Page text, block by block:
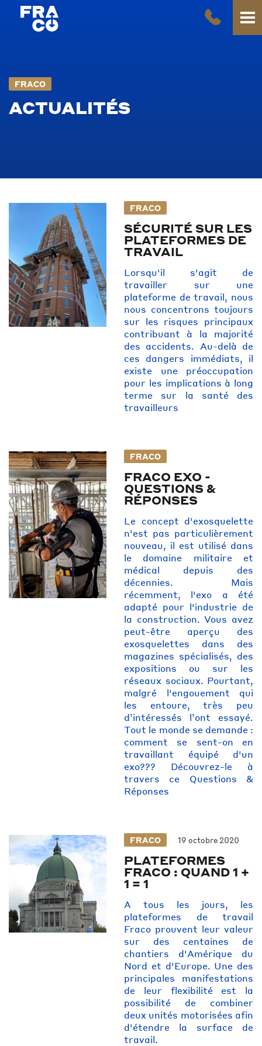
FRACO
ACTUALITÉS
FRACO
SÉCURITÉ SUR LES
PLATEFORMES DE
TRAVAIL
Lorsqu'il s'agit de
travailler sur une
plateforme de travail, nous
nous concentrons toujours
sur les risques principaux
contribuant à la majorité
des accidents. Au-delà de
ces dangers immédiats, il
existe une préoccupation
pour les implications à long
terme sur la santé des
travailleurs
FRACO
FRACO EXO -
QUESTIONS &
RÉPONSES
Le concept d'exosquelette
n'est pas particulièrement
nouveau, il est utilisé dans
le domaine militaire et
médical depuis des
décennies. Mais
récemment, l'exo a été
adapté pour l'industrie de
la construction. Vous avez
peut-être aperçu des
exosquelettes dans des
magazines spécialisés, des
expositions ou sur les
réseaux sociaux. Pourtant,
malgré l'engouement qui
les entoure, très peu
d’intéressés l’ont essayé.
Tout le monde se demande :
comment se sent-on en
travaillant équipé d'un
exo??? Découvrez-le à
travers ce Questions &
Réponses
FRACO 19 octobre 2020
PLATEFORMES
FRACO : QUAND 1 +
1 = 1
A tous les jours, les
plateformes de travail
Fraco prouvent leur valeur
sur des centaines de
chantiers d'Amérique du
Nord et d'Europe. Une des
principales manifestations
de leur flexibilité est la
possibilité de combiner
deux unités motorisées afin
d'étendre la surface de
travail.